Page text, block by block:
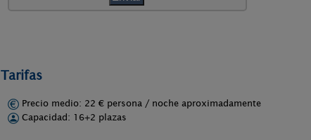
Tarifas
Precio medio: 22 € persona / noche aproximadamente
Capacidad: 16+2 plazas